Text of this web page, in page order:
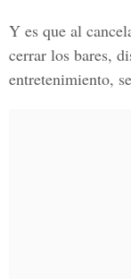
Y es que al
cerrar los bares,
entretenimiento,